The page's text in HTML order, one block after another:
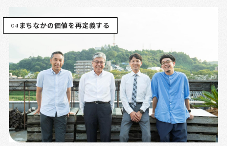
04 まちなかの価値を再定義する